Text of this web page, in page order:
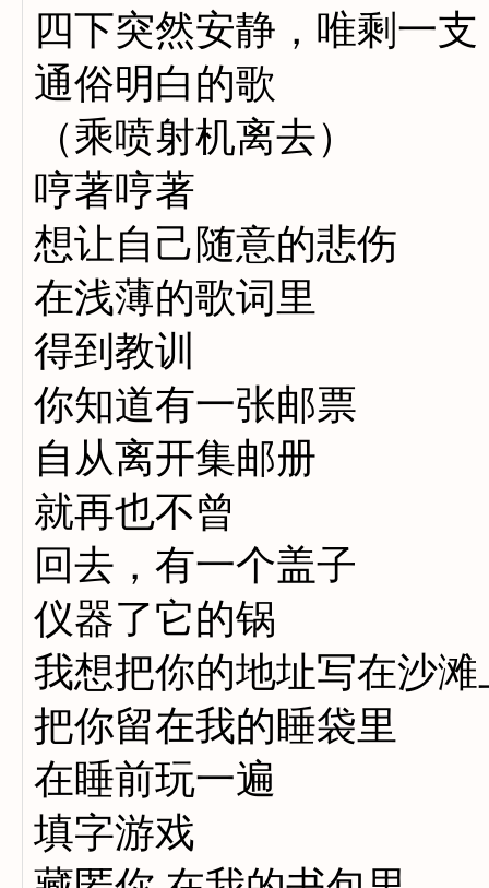
四下突然安静，唯剩一支
通俗明白的歌
（乘喷射机离去）
哼著哼著
想让自己随意的悲伤
在浅薄的歌词里
得到教训
你知道有一张邮票
自从离开集邮册
就再也不曾
回去，有一个盖子
仪器了它的锅
我想把你的地址写在沙滩
把你留在我的睡袋里
在睡前玩一遍
填字游戏